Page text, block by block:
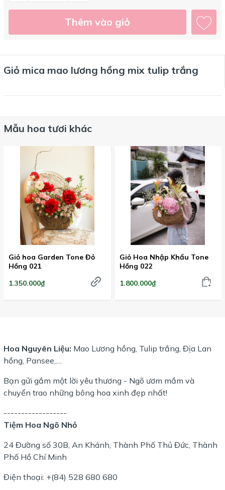
Thêm vào giỏ
Giỏ mica mao lương hồng mix tulip trắng
Mẫu hoa tươi khác
Giỏ hoa Garden Tone Đỏ
Hồng 021
1.350.000₫
Giỏ Hoa Nhập Khẩu Tone
Hồng 022
1.800.000₫
Hoa Nguyên Liệu: Mao Lương hồng, Tulip trắng, Địa Lan
hồng, Pansee,....
Bạn gửi gắm một lời yêu thương - Ngõ ươm mầm và
chuyển trao những bông hoa xinh đẹp nhất!
------------------
Tiệm Hoa Ngõ Nhỏ
24 Đường số 30B, An Khánh, Thành Phố Thủ Đức, Thành
Phố Hồ Chí Minh
Điện thoại: +(84) 528 680 680